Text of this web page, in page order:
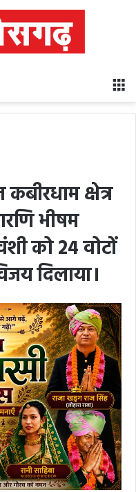
क्षेत्र
भीषम
को 24 वोटों
दिलाया।